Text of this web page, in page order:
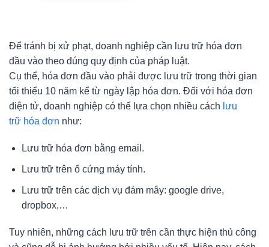
Để tránh bị xử phạt, doanh nghiệp cần lưu trữ hóa đơn
đầu vào theo đúng quy định của pháp luật.
Cụ thể, hóa đơn đầu vào phải được lưu trữ trong thời gian
tối thiểu 10 năm kể từ ngày lập hóa đơn. Đối với hóa đơn
điện tử, doanh nghiệp có thể lựa chọn nhiều cách lưu
trữ hóa đơn như:
Lưu trữ hóa đơn bằng email.
Lưu trữ trên ổ cứng máy tính.
Lưu trữ trên các dịch vụ đám mây: google drive,
dropbox,…
Tuy nhiên, những cách lưu trữ trên cần thực hiện thủ công